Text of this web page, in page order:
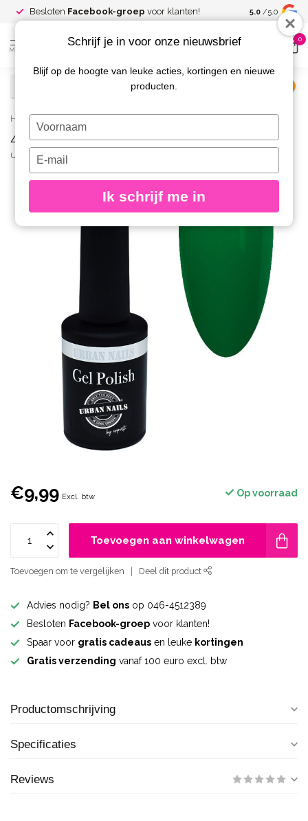
Besloten Facebook-groep voor klanten! Spaar voor
kortingen
5.0 /5.0
MENU
0
Home / 44-A Gelpolish 8 gr.
44-A Gelpolish 8 gr.
URBAN NAILS
€9,99 Excl. btw Op voorraad
Toevoegen aan winkelwagen
Toevoegen om te vergelijken Deel dit product
Advies nodig? Bel ons op 046-4512389
Besloten Facebook-groep voor klanten!
Spaar voor gratis cadeaus en leuke kortingen
Gratis verzending vanaf 100 euro excl. btw
Productomschrijving
Specificaties
Reviews
Schrijf je in voor onze nieuwsbrief
Blijf op de hoogte van leuke acties, kortingen en nieuwe
producten.
Typ
je
naam
Typ
je
e-
in
Ik schrijf me in